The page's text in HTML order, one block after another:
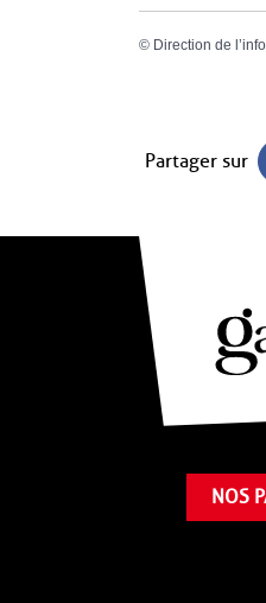
© Direction de
Partager sur
NOS